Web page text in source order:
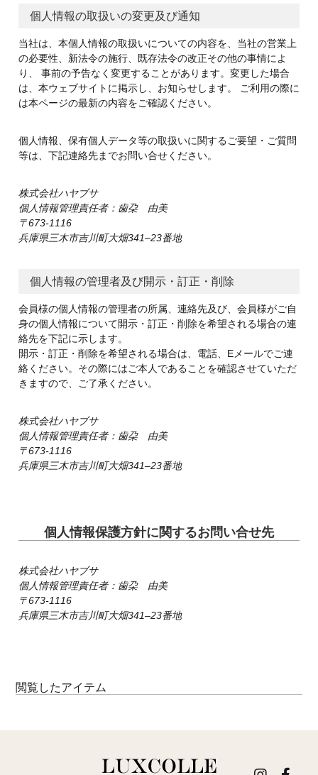
個人情報の取扱いの変更及び通知
当社は、本個人情報の取扱いについての内容を、当社の営業上
の必要性、新法令の施行、既存法令の改正その他の事情によ
り、 事前の予告なく変更することがあります。変更した場合
は、本ウェブサイトに掲示し、お知らせします。 ご利用の際に
は本ページの最新の内容をご確認ください。
個人情報、保有個人データ等の取扱いに関するご要望・ご質問
等は、下記連絡先までお問い合せください。
株式会社ハヤブサ
個人情報管理責任者：歯朶 由美
673-1116
兵庫県三木市吉川町大畑341‒23番地
個人情報の管理者及び開示・訂正・削除
会員様の個人情報の管理者の所属、連絡先及び、会員様がご自
身の個人情報について開示・訂正・削除を希望される場合の連
絡先を下記に示します。
開示・訂正・削除を希望される場合は、電話、Eメールでご連
絡ください。その際にはご本人であることを確認させていただ
きますので、ご了承ください。
株式会社ハヤブサ
個人情報管理責任者：歯朶 由美
673-1116
兵庫県三木市吉川町大畑341‒23番地
個人情報保護方針に関するお問い合せ先
株式会社ハヤブサ
個人情報管理責任者：歯朶 由美
673-1116
兵庫県三木市吉川町大畑341‒23番地
閲覧したアイテム